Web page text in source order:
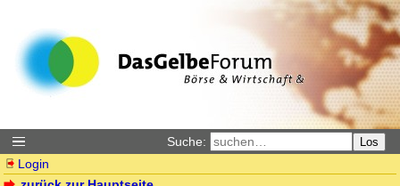
Suche: Los
Login